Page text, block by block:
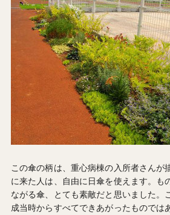
この傘の柄は、重心病棟の入所者さんが
に来た人は、自由に日傘を使えます。も
ながる傘、とても素敵だと思いました。
成当時からすべてできあがったものでは